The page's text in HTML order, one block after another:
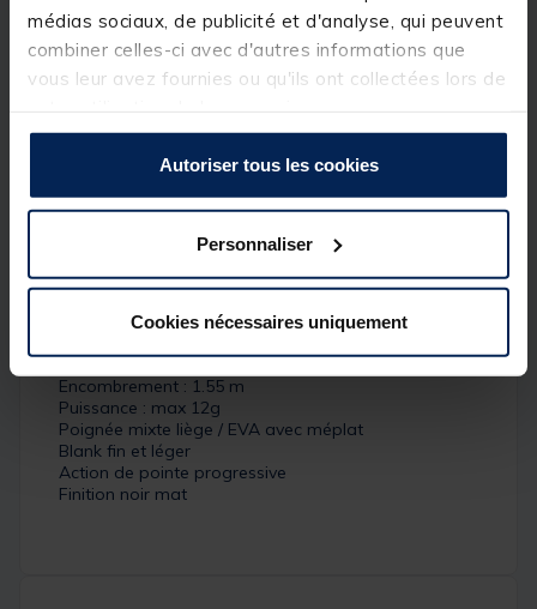
médias sociaux, de publicité et d'analyse, qui peuvent
combiner celles-ci avec d'autres informations que
vous leur avez fournies ou qu'ils ont collectées lors de
Autoriser tous les cookies
Personnaliser
Cookies nécessaires uniquement
La canneYANK N BANK + PELLET WAGGLER 10PW
mesure 3 m pour 1.55 m d'encombrement. Ce
modèle est parfaitement adapté à la pêche de la
carpe au pellet waggler en carpodrome Doté d’une
pêches à courtes distances (jusqu’à 25m).
Poids : 169 g
Type d'anneaux : Oxyde d'aluminium
Encombrement : 1.55 m
Puissance : max 12g
Poignée mixte liège / EVA avec méplat
Blank fin et léger
Action de pointe progressive
Finition noir mat